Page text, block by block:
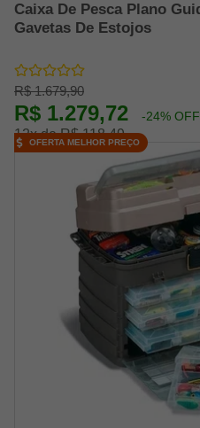
Caixa De Pesca Plano
Gavetas De Estojos
R$ 1.679,90
R$ 1.279,72 -24% OFF
12x de R$ 118,49
OFERTA MELHOR PREÇO